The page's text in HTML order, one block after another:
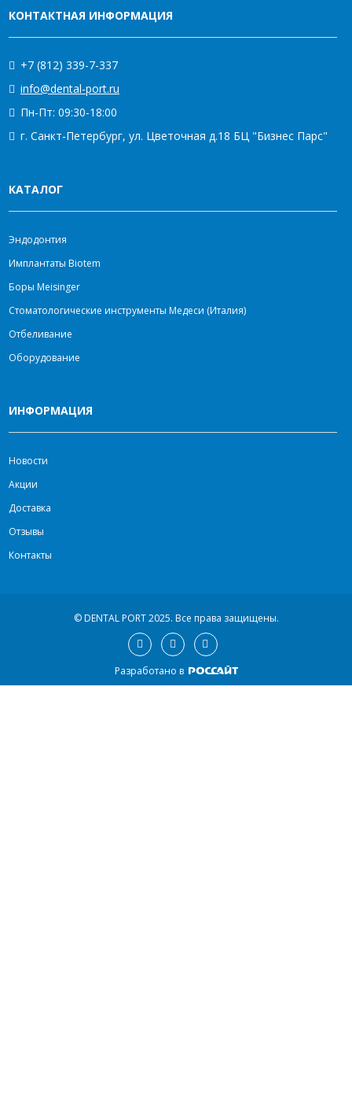
КОНТАКТНАЯ ИНФОРМАЦИЯ
+7 (812) 339-7-337
info@dental-port.ru
Пн-Пт: 09:30-18:00
г. Санкт-Петербург, ул. Цветочная д.18 БЦ "Бизнес Парс"
КАТАЛОГ
Эндодонтия
Имплантаты Biotem
Боры Meisinger
Стоматологические инструменты Медеси (Италия)
Отбеливание
Оборудование
ИНФОРМАЦИЯ
Новости
Акции
Доставка
Отзывы
Контакты
© DENTAL PORT 2025. Все права защищены.
Разработано в